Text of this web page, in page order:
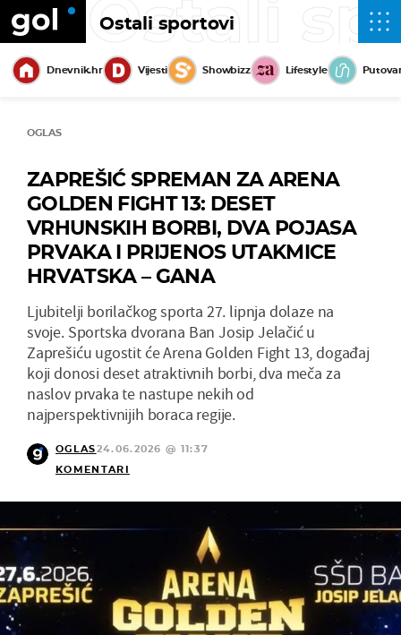
Ostali sportovi
Ostali
Dnevnik.hr Vijesti Showbizz Lifestyle
OGLAS
ZAPREŠIĆ SPREMAN ZA ARENA
GOLDEN FIGHT 13: DESET
VRHUNSKIH BORBI, DVA POJASA
PRVAKA I PRIJENOS UTAKMICE
HRVATSKA – GANA
Ljubitelji borilačkog sporta 27. lipnja dolaze na
svoje. Sportska dvorana Ban Josip Jelačić u
Zaprešiću ugostit će Arena Golden Fight 13, događaj
koji donosi deset atraktivnih borbi, dva meča za
naslov prvaka te nastupe nekih od
najperspektivnijih boraca regije.
OGLAS24.06.2026 @ 11:37
KOMENTARI